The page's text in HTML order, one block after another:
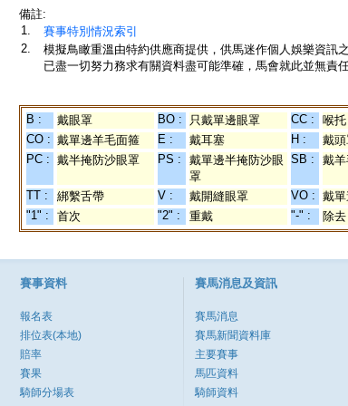
備註:
1.
賽事特別情況索引
2.
模擬鳥瞰重溫由特約供應商提供，供馬迷作個人娛樂資訊
已盡一切努力務求有關資料盡可能準確，馬會就此並無責
B : 戴眼罩 BO : 只戴單邊眼罩 CC : 喉托
CO : 戴單邊羊毛面箍 E : 戴耳塞 H : 戴
PC : 戴半掩防沙眼罩 PS :
戴單邊半掩防沙眼
罩
SB : 戴
TT : 綁繫舌帶 V : 戴開縫眼罩 VO : 戴
"1" :
首次 "2" : 重戴 "-" : 除去
賽事資料
報名表
排位表(本地)
賠率
賽果
騎師分場表
賽馬消息及資訊
賽馬消息
賽馬新聞資料庫
主要賽事
馬匹資料
騎師資料